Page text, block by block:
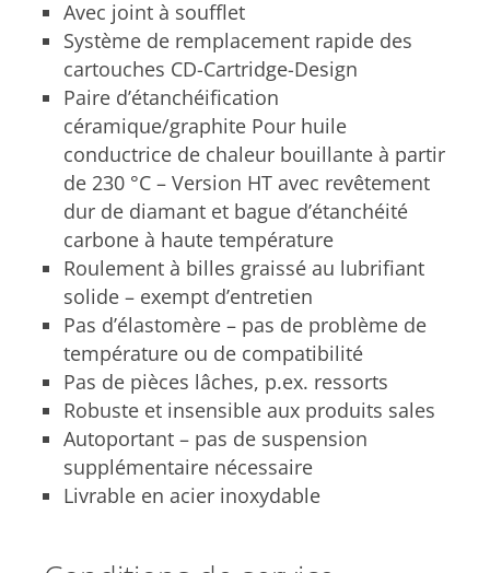
Avec joint à soufflet
Système de remplacement rapide des
cartouches CD-Cartridge-Design
Paire d’étanchéification
céramique/graphite Pour huile
conductrice de chaleur bouillante à partir
de 230 °C – Version HT avec revêtement
dur de diamant et bague d’étanchéité
carbone à haute température
Roulement à billes graissé au lubrifiant
solide – exempt d’entretien
Pas d’élastomère – pas de problème de
température ou de compatibilité
Pas de pièces lâches, p.ex. ressorts
Robuste et insensible aux produits sales
Autoportant – pas de suspension
supplémentaire nécessaire
Livrable en acier inoxydable